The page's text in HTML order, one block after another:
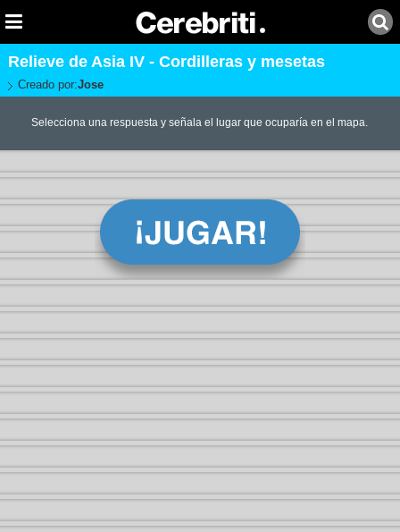
Relieve de Asia IV - Cordilleras y mesetas
Creado por:Jose
Selecciona una respuesta y señala el lugar que ocuparía en el mapa.